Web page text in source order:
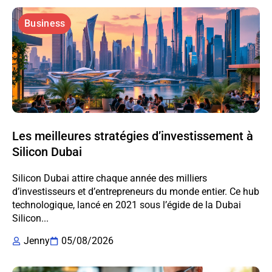
Business
Les meilleures stratégies d’investissement à
Silicon Dubai
Silicon Dubai attire chaque année des milliers
d’investisseurs et d’entrepreneurs du monde entier. Ce hub
technologique, lancé en 2021 sous l’égide de la Dubai
Silicon...
Jenny
05/08/2026